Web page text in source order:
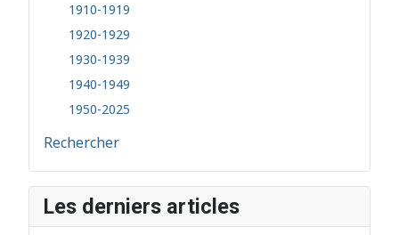
1910-1919
1920-1929
1930-1939
1940-1949
1950-2025
Rechercher
Les derniers articles